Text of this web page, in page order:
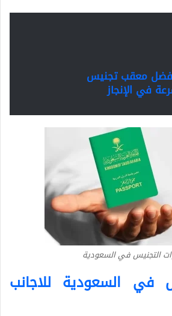
معقب تجنيس
في الإنجاز
التجنيس في السعودية
في السعودية للاجانب